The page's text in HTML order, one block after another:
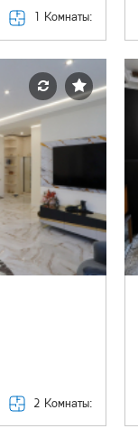
1 Комнаты:
2 Комнаты: